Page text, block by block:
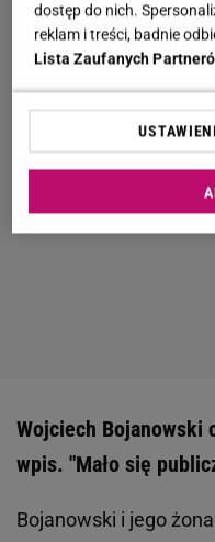
Wojciech Bojanowski
wpis. "Mało się
Bojanowski i jego
dostęp do nich.
reklam i treści, badnie
Lista Zaufanych